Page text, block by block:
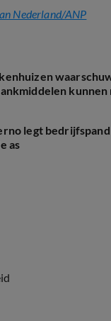
Nederland/ANP
kunnen
legt
as